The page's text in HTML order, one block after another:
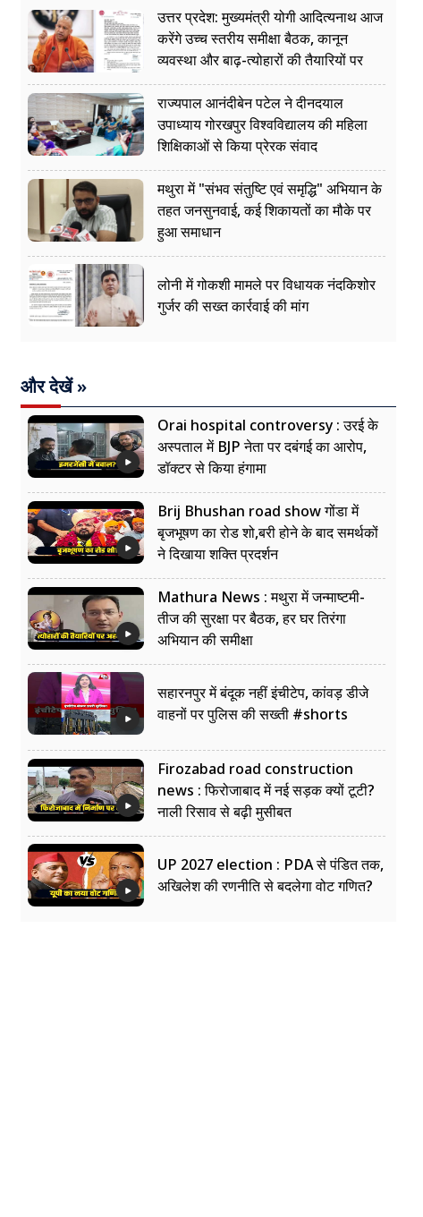
उत्तर प्रदेश: मुख्यमंत्री योगी आदित्यनाथ आज
करेंगे उच्च स्तरीय समीक्षा बैठक, कानून
व्यवस्था और बाढ़-त्योहारों की तैयारियों पर
नजर
राज्यपाल आनंदीबेन पटेल ने दीनदयाल
उपाध्याय गोरखपुर विश्वविद्यालय की महिला
शिक्षिकाओं से किया प्रेरक संवाद
मथुरा में "संभव संतुष्टि एवं समृद्धि" अभियान के
तहत जनसुनवाई, कई शिकायतों का मौके पर
हुआ समाधान
लोनी में गोकशी मामले पर विधायक नंदकिशोर
गुर्जर की सख्त कार्रवाई की मांग
और देखें »
Orai hospital controversy : उरई के
अस्पताल में BJP नेता पर दबंगई का आरोप,
डॉक्टर से किया हंगामा
Brij Bhushan road show गोंडा में
बृजभूषण का रोड शो,बरी होने के बाद समर्थकों
ने दिखाया शक्ति प्रदर्शन
Mathura News : मथुरा में जन्माष्टमी-
तीज की सुरक्षा पर बैठक, हर घर तिरंगा
अभियान की समीक्षा
सहारनपुर में बंदूक नहीं इंचीटेप, कांवड़ डीजे
वाहनों पर पुलिस की सख्ती #shorts
Firozabad road construction
news : फिरोजाबाद में नई सड़क क्यों टूटी?
नाली रिसाव से बढ़ी मुसीबत
UP 2027 election : PDA से पंडित तक,
अखिलेश की रणनीति से बदलेगा वोट गणित?